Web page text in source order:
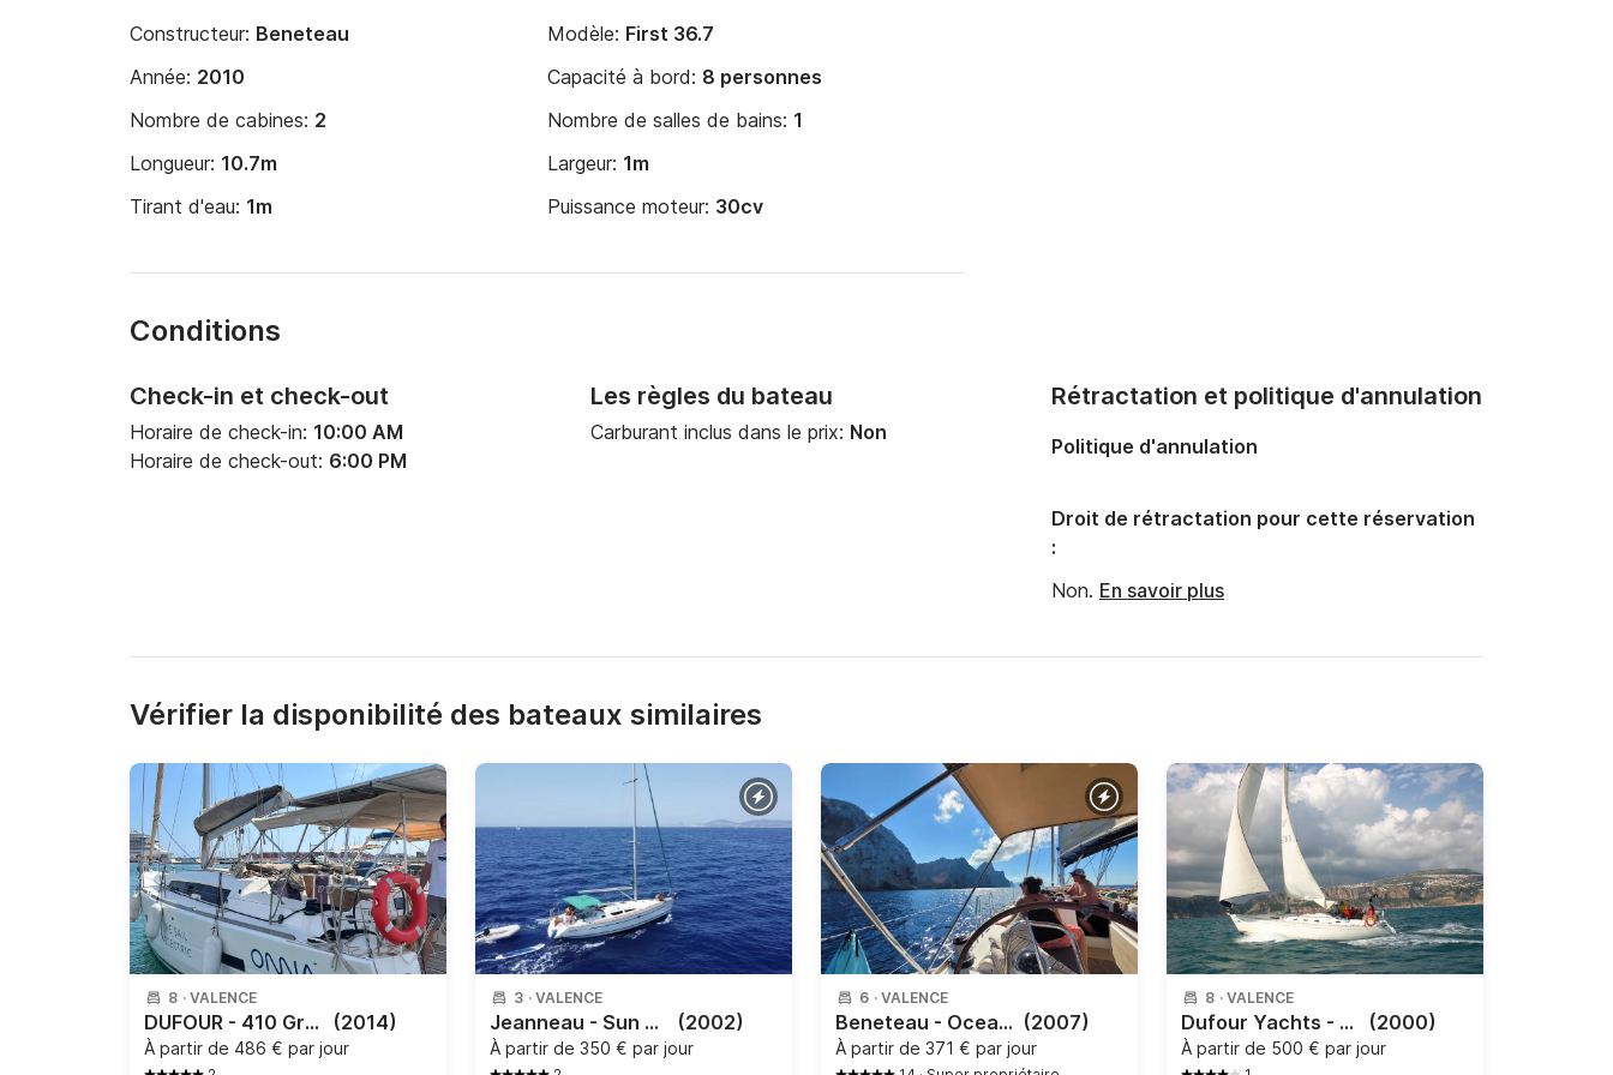
Constructeur: Beneteau Modèle: First 36.7
Année: 2010 Capacité à bord: 8 personnes
Nombre de cabines: 2 Nombre de salles de bains: 1
Longueur: 10.7m Largeur: 1m
Tirant d'eau: 1m Puissance moteur: 30cv
Conditions
Check-in et check-out
Horaire de check-in: 10:00 AM
Horaire de check-out: 6:00 PM
Les règles du bateau
Carburant inclus dans le prix: Non
Rétractation et politique d'annulation
Politique d'annulation
Droit de rétractation pour cette réservation
:
Non. En savoir plus
Vérifier la disponibilité des bateaux similaires
8 · VALENCE
DUFOUR - 410 Grand Large (2014)
À partir de 486 € par jour
3 · VALENCE
Jeanneau - Sun Odyssey 40 (2002)
À partir de 350 € par jour
6 · VALENCE
Beneteau - Oceanis 40 (2007)
À partir de 371 € par jour
8 · VALENCE
Dufour Yachts - 43 classic (2000)
À partir de 500 € par jour